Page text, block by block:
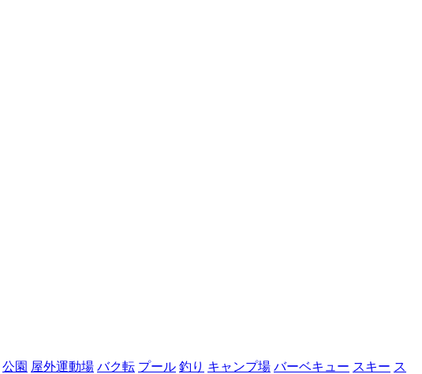
公園 屋外運動場 バク転 プール 釣り キャンプ場 バーベキュー スキー ス